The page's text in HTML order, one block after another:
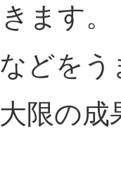
ます。
どを
限の成